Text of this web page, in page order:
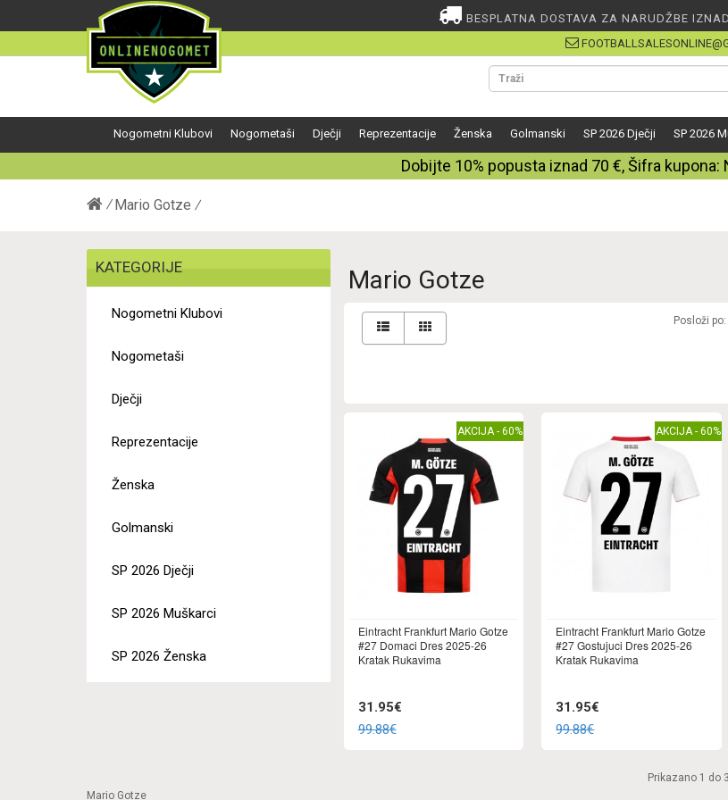
BESPLATNA DOSTAVA ZA NARUDŽBE
Nogometni Klubovi Nogometaši Dječji Reprezentacije Ženska Golmanski SP 2026 Dječji SP 2026
Dobijte 10% popusta iznad 70 €, Šifra kupona:
Mario Gotze
KATEGORIJE
Nogometni Klubovi
Nogometaši
Dječji
Reprezentacije
Ženska
Golmanski
SP 2026 Dječji
SP 2026 Muškarci
SP 2026 Ženska
Mario Gotze
Posloži po:
AKCIJA - 60%
Eintracht Frankfurt Mario Gotze
#27 Domaci Dres 2025-26
Kratak Rukavima
31.95€
99.88€
AKCIJA - 60%
Eintracht Frankfurt Mario Gotze
#27 Gostujuci Dres 2025-26
Kratak Rukavima
31.95€
99.88€
Prikazano 1 do
Mario Gotze